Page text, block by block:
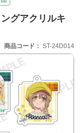
グアクリルキ
商品コード ST-24D014